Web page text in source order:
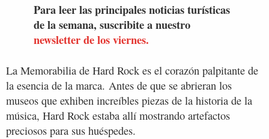
Para leer las principales noticias turísticas
de la semana, suscribite a nuestro
newsletter de los viernes.
La Memorabilia de Hard Rock es el corazón palpitante de
la esencia de la marca. Antes de que se abrieran los
museos que exhiben increíbles piezas de la historia de la
música, Hard Rock estaba allí mostrando artefactos
preciosos para sus huéspedes.